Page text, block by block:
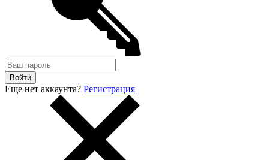
Войти
Еще нет аккаунта? Регистрация